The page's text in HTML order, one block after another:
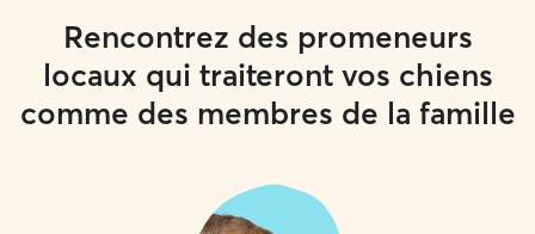
Rencontrez des promeneurs
locaux qui traiteront vos chiens
comme des membres de la famille